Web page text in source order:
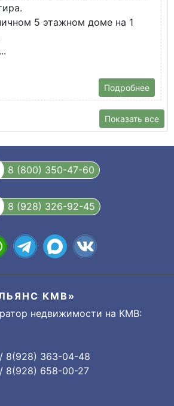
5 этажном доме на 1
Подробнее
Показать все
8 (800) 350-47-60
8 (928) 326-92-45
КМВ»
недвижимости на КМВ:
8(928) 363-04-48
8(928) 658-00-27